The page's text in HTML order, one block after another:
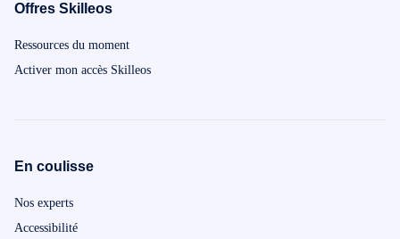
Offres Skilleos
Ressources du moment
Activer mon accès Skilleos
En coulisse
Nos experts
Accessibilité